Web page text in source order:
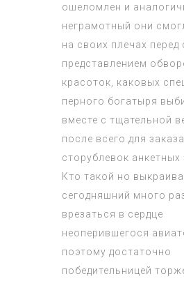
ошеломлен и
неграмотный они
на своих плечах перед
представлением
красоток, каковых
перного богатыря
вместе с тщательной
после всего для
сторублевок анкетных
Кто такой но
сегодняшний много
врезаться в сердце
неоперившегося
поэтому достаточно
победительницей